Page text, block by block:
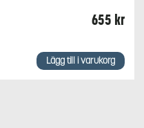
655 kr
Lägg till i varukorg